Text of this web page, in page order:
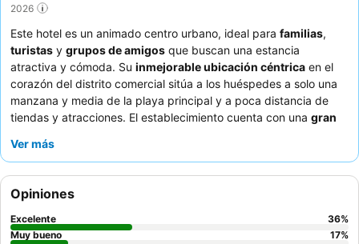
2026
Este hotel es un animado centro urbano, ideal para familias,
turistas y grupos de amigos que buscan una estancia
atractiva y cómoda. Su inmejorable ubicación céntrica en el
corazón del distrito comercial sitúa a los huéspedes a solo una
manzana y media de la playa principal y a poca distancia de
tiendas y atracciones. El establecimiento cuenta con una gran
para todas las edades. Los huéspedes destacan
personal, elogiando al
undesayuno variado
opciones, incluyendo huevos hechos al momento. Para una
experiencia única, considere visitar la
Ver más
Opiniones
Excelente 36%
Muy bueno
17%